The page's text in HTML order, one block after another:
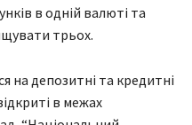
в одній валюті та
трьох.
депозитні та кредитні
в межах